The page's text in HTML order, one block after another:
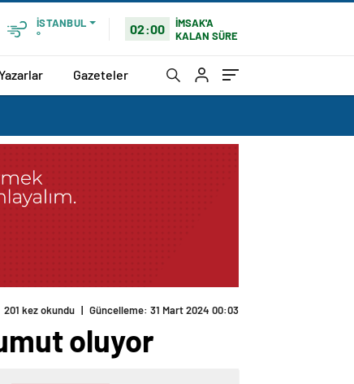
İSTANBUL
°
02:00
İMSAK'A
KALAN SÜRE
Gazeteler
201 kez okundu | Güncelleme: 31 Mart 2024 00:03
oluyor